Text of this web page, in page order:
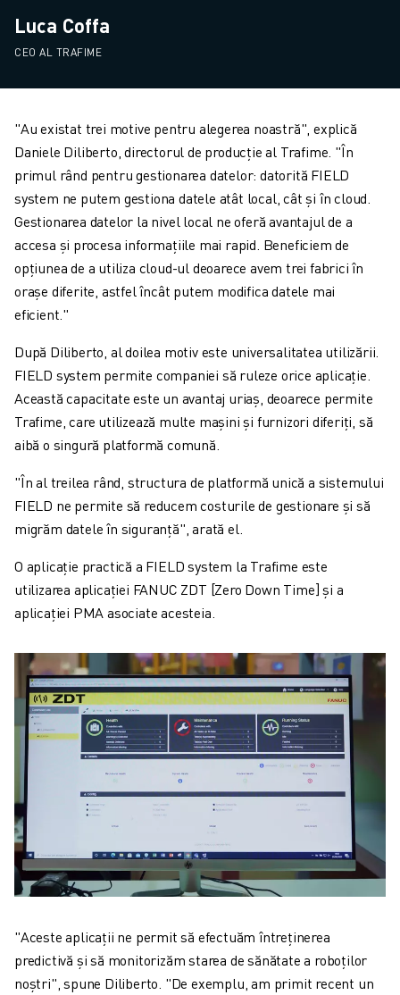
Luca Coffa
CEO AL TRAFIME
"Au existat trei motive pentru alegerea noastră", explică
Daniele Diliberto, directorul de producție al Trafime. "În
primul rând pentru gestionarea datelor: datorită FIELD
system ne putem gestiona datele atât local, cât și în cloud.
Gestionarea datelor la nivel local ne oferă avantajul de a
accesa și procesa informațiile mai rapid. Beneficiem de
opțiunea de a utiliza cloud-ul deoarece avem trei fabrici în
orașe diferite, astfel încât putem modifica datele mai
eficient."
După Diliberto, al doilea motiv este universalitatea utilizării.
FIELD system permite companiei să ruleze orice aplicație.
Această capacitate este un avantaj uriaș, deoarece permite
Trafime, care utilizează multe mașini și furnizori diferiți, să
aibă o singură platformă comună.
"În al treilea rând, structura de platformă unică a sistemului
FIELD ne permite să reducem costurile de gestionare și să
migrăm datele în siguranță", arată el.
O aplicație practică a FIELD system la Trafime este
utilizarea aplicației FANUC ZDT [Zero Down Time] și a
aplicației PMA asociate acesteia.
"Aceste aplicații ne permit să efectuăm întreținerea
predictivă și să monitorizăm starea de sănătate a roboților
noștri", spune Diliberto. "De exemplu, am primit recent un